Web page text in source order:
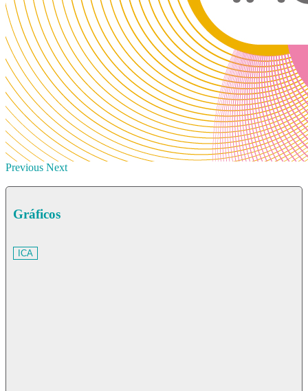
Previous Next
Gráficos
ICA